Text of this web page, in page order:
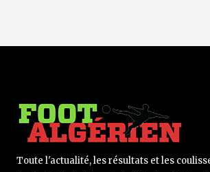
Toute l'actualité, les résultats et les